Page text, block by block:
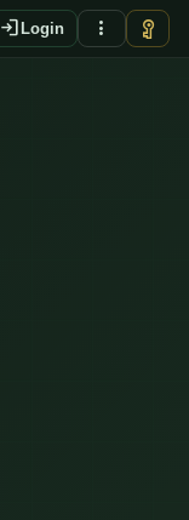
login Login more_vert vpn_key